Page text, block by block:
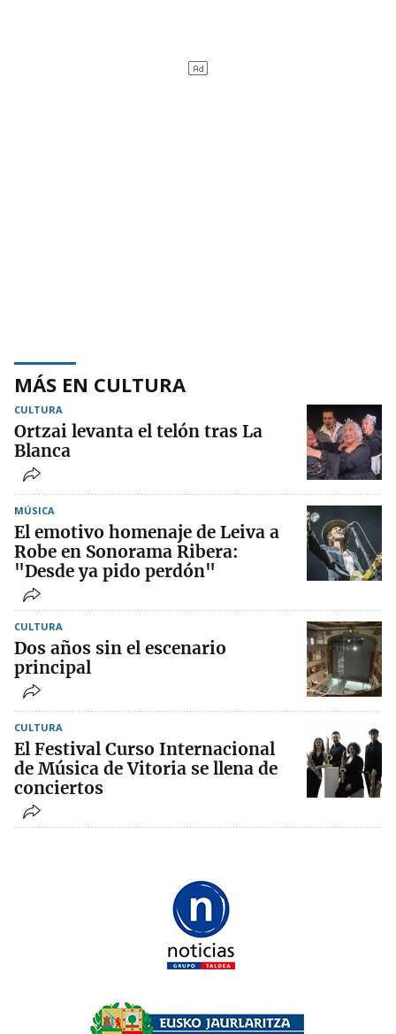
MÁS EN CULTURA
CULTURA
Ortzai levanta el telón tras La
Blanca
MÚSICA
El emotivo homenaje de Leiva a
Robe en Sonorama Ribera:
"Desde ya pido perdón"
CULTURA
Dos años sin el escenario
principal
CULTURA
El Festival Curso Internacional
de Música de Vitoria se llena de
conciertos